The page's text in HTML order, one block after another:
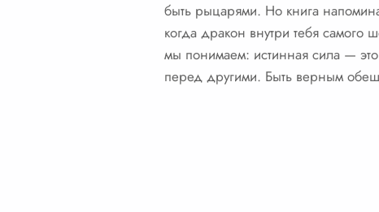
быть рыцарями. Но книга
когда дракон внутри тебя
мы понимаем: истинная сила —
перед другими. Быть верным